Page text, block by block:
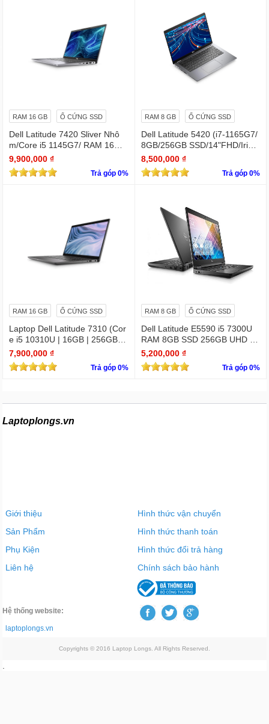
RAM 16 GB Ổ CỨNG SSD
Dell Latitude 7420 Sliver Nhô
m/Core i5 1145G7/ RAM 16Gb/
SSD Nvme 512Gb/LCD 14' FH
D 1920 x 1080/ Like new / WIN
bản quyền
9,900,000 ₫
Trả góp 0%
RAM 8 GB Ổ CỨNG SSD
Dell Latitude 5420 (i7-1165G7/
8GB/256GB SSD/14"FHD/Iris X
e Graphics/Win11Pro)
8,500,000 ₫
Trả góp 0%
RAM 16 GB Ổ CỨNG SSD
Laptop Dell Latitude 7310 (Cor
e i5 10310U | 16GB | 256GB | I
ntel UHD | 13.3 FHD Cảm ứng
7,900,000 ₫
Trả góp 0%
RAM 8 GB Ổ CỨNG SSD
Dell Latitude E5590 i5 7300U
RAM 8GB SSD 256GB UHD Gr
aphics 620 15.6 INCH FHD
5,200,000 ₫
Trả góp 0%
Laptoplongs.vn
Giới thiệu
Sản Phẩm
Phụ Kiện
Liên hệ
Hình thức vận chuyển
Hình thức thanh toán
Hình thức đổi trả hàng
Chính sách bảo hành
Hệ thống website:
laptoplongs.vn
Copyrights © 2016 Laptop Longs. All Rights Reserved.